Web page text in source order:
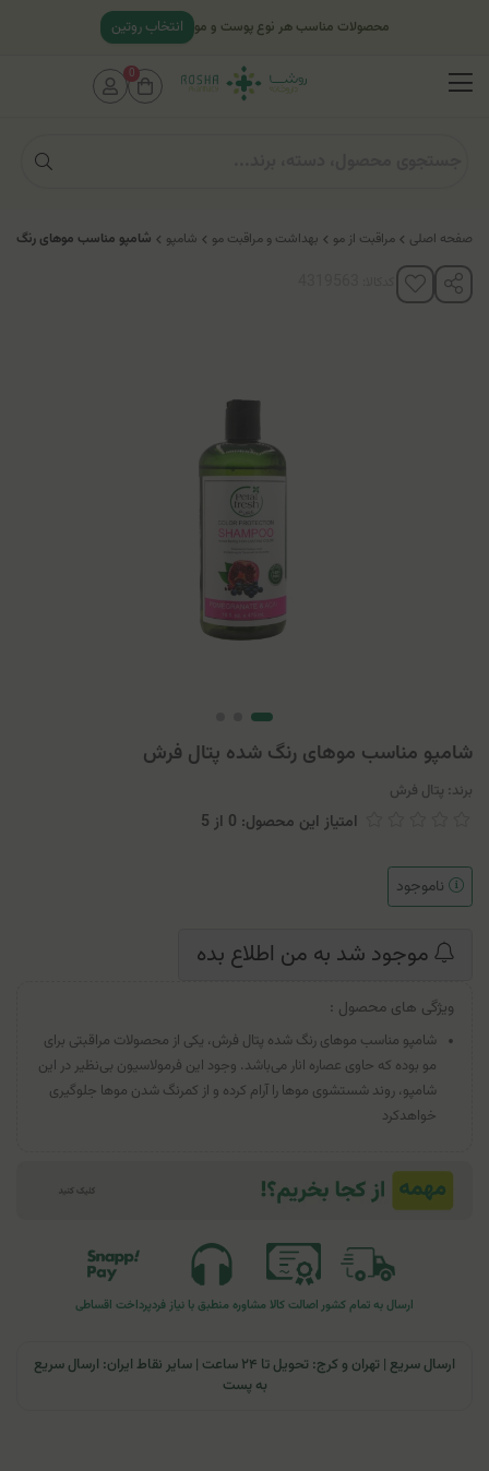
صفحه اصلی مراقبت از مو بهداشت و مراقبت مو شامپو شامپو مناسب موهای رنگ
شامپو مناسب موهای رنگ شده پتال فرش
برند: پتال فرش
امتیاز این محصول: 0 از 5
ناموجود
موجود شد به من اطلاع بده
ویژگی های محصول :
شامپو مناسب موهای رنگ شده پتال فرش، یکی از محصولات مراقبتی برای
مو بوده که حاوی عصاره انار می‌باشد. وجود این فرمولاسیون بی‌نظیر در این
شامپو، روند شستشوی موها را آرام کرده و از کمرنگ شدن موها جلوگیری
خواهدکرد
ارسال به تمام کشوراصالت کالا مشاوره منطبق با نیاز فردپرداخت اقساطی
ارسال سریع | تهران و کرج: تحویل تا ۲۴ ساعت | سایر نقاط ایران: ارسال سریع
به پست
محصولات مناسب هر نوع پوست و مو انتخاب روتین
0